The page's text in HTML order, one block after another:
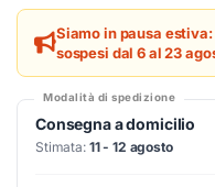
Siamo in pausa
sospesi dal 6 al 23
Modalità di spedizione
Consegna a domicilio
Stimata: 11 - 12 agosto